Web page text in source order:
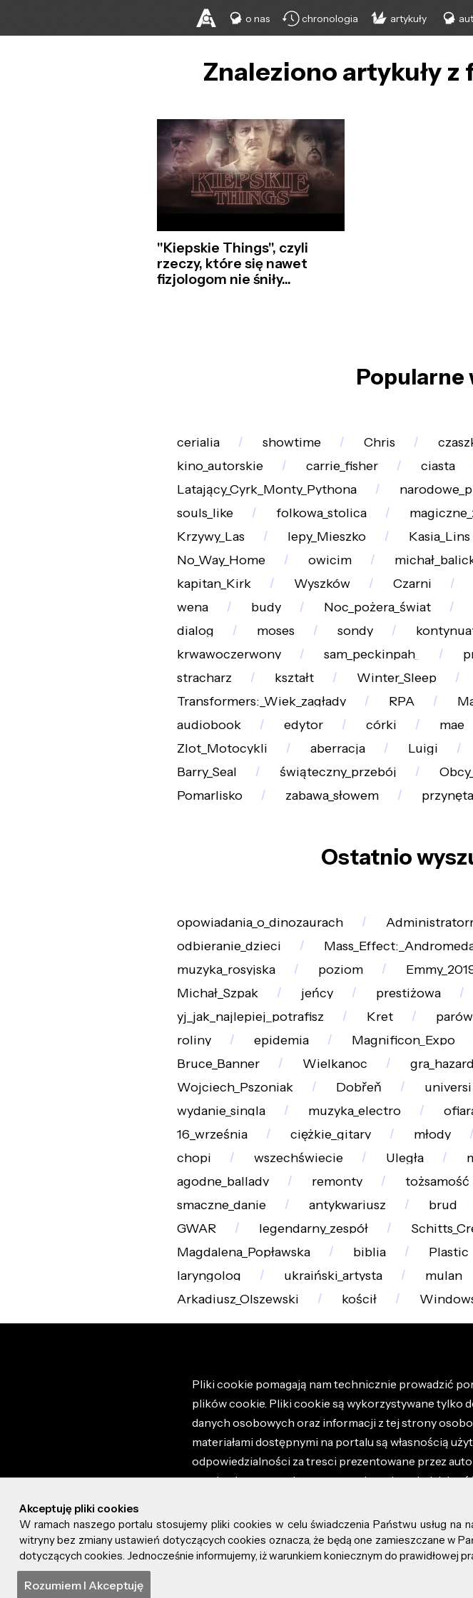
o nas chronologia artykuły
Znaleziono artykuły z
"Kiepskie Things", czyli
rzeczy, które się nawet
fizjologom nie śniły...
Popularne
cerialia showtime Chris
kino_autorskie
carrie_fisher ciasta
Latający_Cyrk_Monty_Pythona
souls_like
folkowa_stolica
Krzywy_Las
lepy_Mieszko Kasia_Lins
No_Way_Home
owicim
kapitan_Kirk
Wyszków Czarni
wena
budy Noc_pożera_świat
dialog
moses sondy
krwawoczerwony
sam_peckinpah_
stracharz
kształt Winter_Sleep
Transformers:_Wiek_zagłady
RPA
audiobook
edytor córki mae
Zlot_Motocykli
aberracja Luigi
Barry_Seal
świąteczny_przebój
Pomarlisko
zabawa_słowem przynęta
Ostatnio
opowiadania_o_dinozaurach
odbieranie_dzieci
muzyka_rosyjska
poziom
Michał_Szpak
jeńcy prestiżowa
yj_jak_najlepiej_potrafisz
Kret
roliny
epidemia Magnificon_Expo
Bruce_Banner
Wielkanoc
Wojciech_Pszoniak
Dobřeň universi
wydanie_singla
muzyka_electro
16_września
ciężkie_gitary młody
chopi
wszechświecie Uległa
agodne_ballady
remonty tożsamość
smaczne_danie
antykwariusz brud
GWAR
legendarny_zespół
Magdalena_Popławska
biblia Plastic
laryngolog
ukraiński_artysta mulan
Arkadiusz_Olszewski
kościł
Pliki cookie pomagają nam technicznie prowadzić
plików cookie. Pliki cookie są wykorzystywane tylko
danych osobowych oraz informacji z tej strony
materiałami dostępnymi na portalu są własnością
odpowiedzialności za tresci prezentowane przez
regulaminem portalu oraz ponosisz
© 2026 altao.pl. Wszystkie prawa zastrzeżone.
0.042
Akceptuję pliki cookies
W ramach naszego portalu stosujemy pliki cookies w celu świadczenia Państwu usług
witryny bez zmiany ustawień dotyczących cookies oznacza, że będą one zamieszczane w
dotyczących cookies. Jednocześnie informujemy, iż warunkiem koniecznym do prawidłowej
Rozumiem I Akceptuję